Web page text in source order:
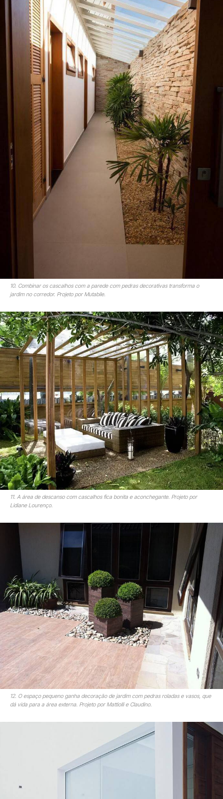
10. Combinar os cascalhos com a parede com pedras decorativas transforma o
jardim no corredor. Projeto por Mutabile.
11. A área de descanso com cascalhos fica bonita e aconchegante. Projeto por
Lidiane Lourenço.
12. O espaço pequeno ganha decoração de jardim com pedras roladas e vasos, que
dá vida para a área externa. Projeto por Mattiolli e Claudino.